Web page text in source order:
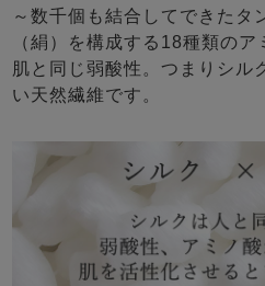
～数千個も結合してできたタ
（絹）を構成する18種類の
肌と同じ弱酸性。つまりシル
い天然繊維です。